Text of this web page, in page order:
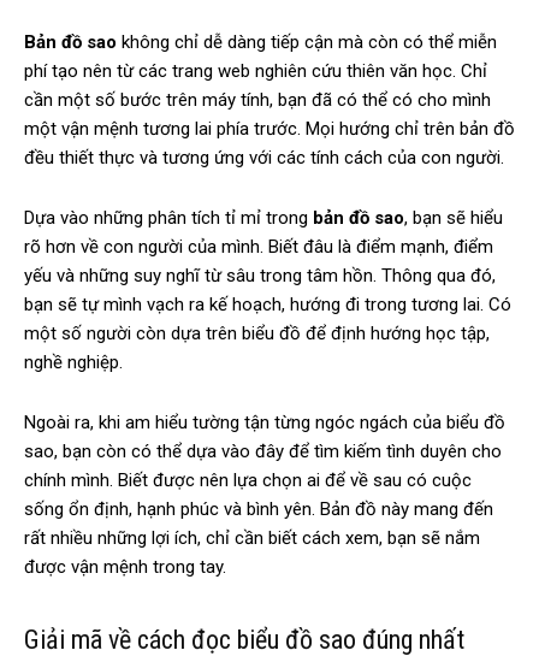
Bản đồ sao không chỉ dễ dàng tiếp cận mà còn có thể miễn
phí tạo nên từ các trang web nghiên cứu thiên văn học. Chỉ
cần một số bước trên máy tính, bạn đã có thể có cho mình
một vận mệnh tương lai phía trước. Mọi hướng chỉ trên bản đồ
đều thiết thực và tương ứng với các tính cách của con người.
Dựa vào những phân tích tỉ mỉ trong bản đồ sao, bạn sẽ hiểu
rõ hơn về con người của mình. Biết đâu là điểm mạnh, điểm
yếu và những suy nghĩ từ sâu trong tâm hồn. Thông qua đó,
bạn sẽ tự mình vạch ra kế hoạch, hướng đi trong tương lai. Có
một số người còn dựa trên biểu đồ để định hướng học tập,
nghề nghiệp.
Ngoài ra, khi am hiểu tường tận từng ngóc ngách của biểu đồ
sao, bạn còn có thể dựa vào đây để tìm kiếm tình duyên cho
chính mình. Biết được nên lựa chọn ai để về sau có cuộc
sống ổn định, hạnh phúc và bình yên. Bản đồ này mang đến
rất nhiều những lợi ích, chỉ cần biết cách xem, bạn sẽ nắm
được vận mệnh trong tay.
Giải mã về cách đọc biểu đồ sao đúng nhất